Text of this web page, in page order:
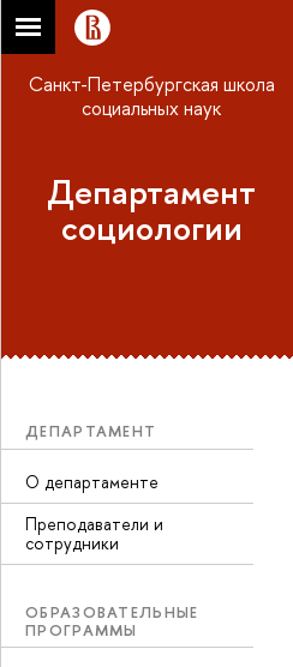
Санкт-Петербургская школа
социальных наук
Департамент
социологии
ДЕПАРТАМЕНТ
О департаменте
Преподаватели и
сотрудники
ОБРАЗОВАТЕЛЬНЫЕ
ПРОГРАММЫ